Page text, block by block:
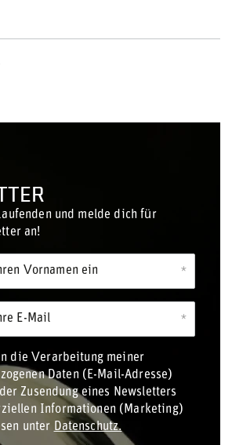
und melde dich für
an!
Vornamen ein
E-Mail
die Verarbeitung meiner
Daten (E-Mail-Adresse)
Zusendung eines Newsletters
Informationen (Marketing)
unter Datenschutz.